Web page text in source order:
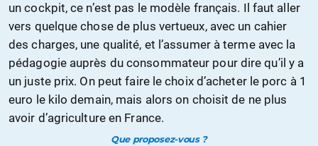
un cockpit, ce n’est pas le modèle français. Il faut aller
vers quelque chose de plus vertueux, avec un cahier
des charges, une qualité, et l’assumer à terme avec la
pédagogie auprès du consommateur pour dire qu’il y a
un juste prix. On peut faire le choix d’acheter le porc à 1
euro le kilo demain, mais alors on choisit de ne plus
avoir d’agriculture en France.
Que proposez-vous ?